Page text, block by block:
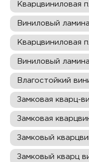
Кварцвиниловая
Виниловый
Кварцвиниловая
Виниловый
Влагостойкий
Замковая кварц-
Замковая
Замковый
Замковый кварц